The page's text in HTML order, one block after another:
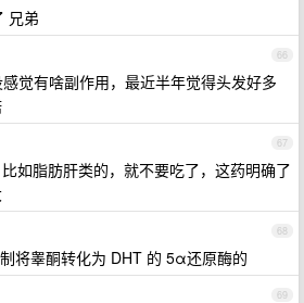
兄弟
66
觉有啥副作用，最近半年觉得头发好多
67
如脂肪肝类的，就不要吃了，这药明确了
68
将睾酮转化为 DHT 的 5α还原酶的
69